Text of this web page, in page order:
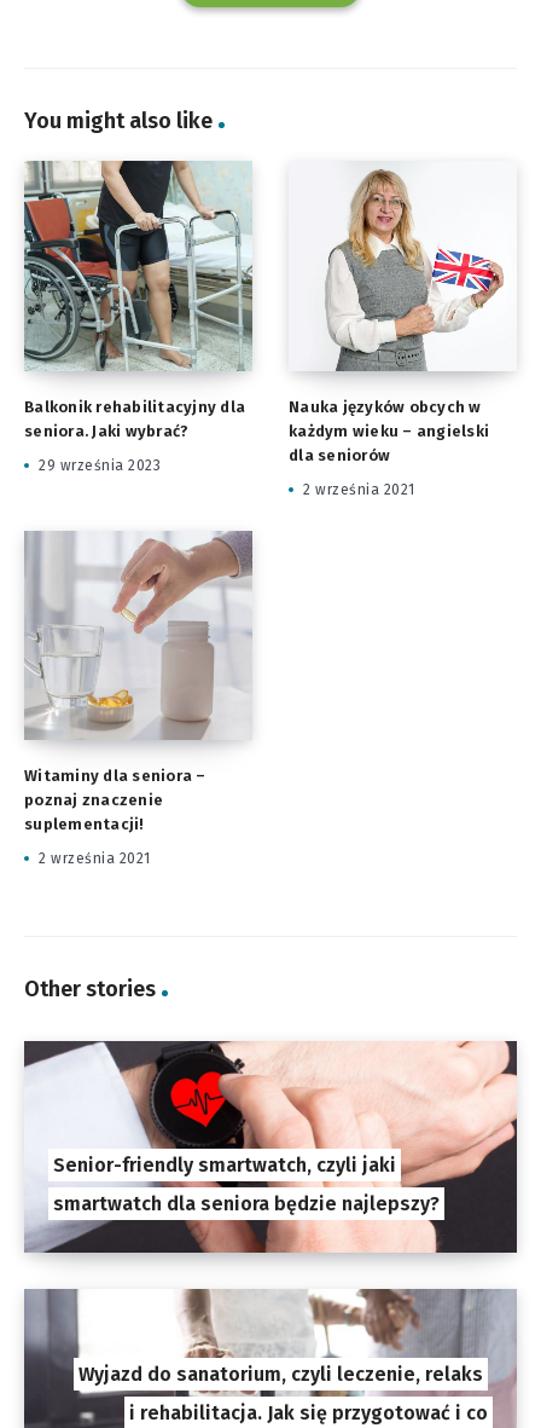
You might also like
Balkonik rehabilitacyjny dla
seniora. Jaki wybrać?
29 września 2023
Nauka języków obcych w
każdym wieku – angielski
dla seniorów
2 września 2021
Witaminy dla seniora –
poznaj znaczenie
suplementacji!
2 września 2021
Other stories
Senior-friendly smartwatch, czyli jaki
smartwatch dla seniora będzie najlepszy?
Wyjazd do sanatorium, czyli leczenie, relaks
i rehabilitacja. Jak się przygotować i co